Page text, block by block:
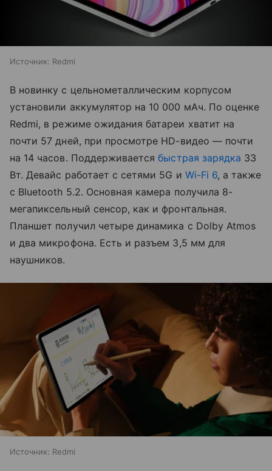
Источник: Redmi
В новинку с цельнометаллическим корпусом
установили аккумулятор на 10 000 мАч. По оценке
Redmi, в режиме ожидания батареи хватит на
почти 57 дней, при просмотре HD-видео — почти
на 14 часов. Поддерживаетсябыстрая зарядка 33
Вт. Девайс работает с сетями 5G и Wi-Fi 6, а также
с Bluetooth 5.2. Основная камера получила 8-
мегапиксельный сенсор, как и фронтальная.
Планшет получил четыре динамика с Dolby Atmos
и два микрофона. Есть и разъем 3,5 мм для
наушников.
Источник: Redmi